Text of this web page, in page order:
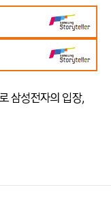
삼성전자의 입장,